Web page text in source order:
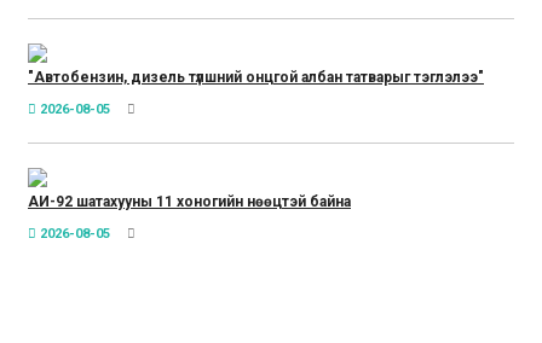
"Автобензин, дизель түлшний онцгой албан татварыг тэглэлээ"
2026-08-05
АИ-92 шатахууны 11 хоногийн нөөцтэй байна
2026-08-05